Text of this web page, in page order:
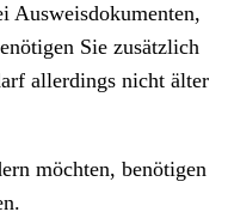
Ausweisdokumenten,
Sie zusätzlich
allerdings nicht älter
möchten, benötigen